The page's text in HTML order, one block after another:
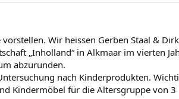
Wir heissen Gerben Staal &
„Inholland“ in Alkmaar im vierten
abzurunden.
nach Kinderprodukten.
Kindermöbel für die Altersgruppe von 3